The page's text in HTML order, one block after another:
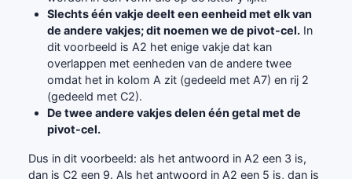
Slechts één vakje deelt een eenheid met elk van
de andere vakjes; dit noemen we de pivot-cel. In
dit voorbeeld is A2 het enige vakje dat kan
overlappen met eenheden van de andere twee
omdat het in kolom A zit (gedeeld met A7) en rij 2
(gedeeld met C2).
De twee andere vakjes delen één getal met de
pivot-cel.
Dus in dit voorbeeld: als het antwoord in A2 een 3 is,
dan is C2 een 9. Als het antwoord in A2 een 5 is, dan is